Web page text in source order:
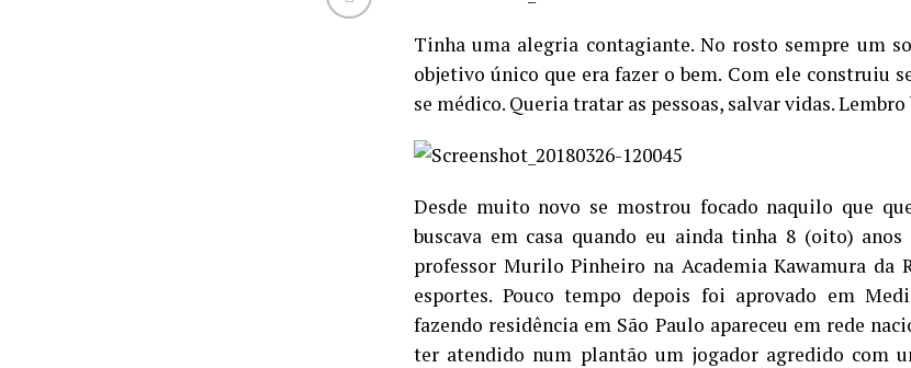
Tinha uma alegria contagiante. No rosto sempre um
objetivo único que era fazer o bem. Com ele construiu
se médico. Queria tratar as pessoas, salvar vidas.
Desde muito novo se mostrou focado naquilo que
buscava em casa quando eu ainda tinha 8 (oito)
professor Murilo Pinheiro na Academia Kawamura da
esportes. Pouco tempo depois foi aprovado em
fazendo residência em São Paulo apareceu em rede
ter atendido num plantão um jogador agredido com